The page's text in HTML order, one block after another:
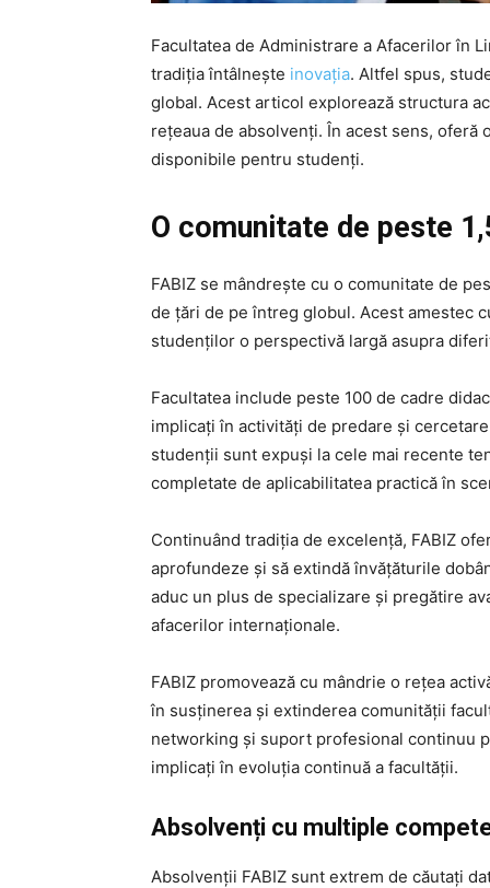
Facultatea de Administrare a Afacerilor în
tradiția întâlnește inovația. Altfel spus,
global. Acest articol explorează structura
rețeaua de absolvenţi. În acest sens,
disponibile pentru studenți.
O comunitate de peste
FABIZ se mândrește cu o comunitate de
de țări de pe întreg globul. Acest amestec
studenților o perspectivă largă asupra
Facultatea include peste 100 de cadre
implicați în activități de predare și
studenții sunt expuși la cele mai recente
completate de aplicabilitatea practică în
Continuând tradiția de excelență, FABIZ
aprofundeze și să extindă învățăturile
aduc un plus de specializare și pregătire
afacerilor internaționale.
FABIZ promovează cu mândrie o rețea
în susținerea și extinderea comunității
networking și suport profesional continuu
implicați în evoluția continuă a facultății.
Absolvenți cu multiple
Absolvenții FABIZ sunt extrem de căutați